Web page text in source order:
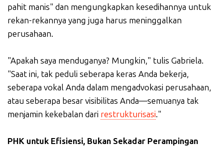
pahit manis" dan mengungkapkan kesedihannya untuk
rekan-rekannya yang juga harus meninggalkan
perusahaan.
"Apakah saya menduganya? Mungkin," tulis Gabriela.
"Saat ini, tak peduli seberapa keras Anda bekerja,
seberapa vokal Anda dalam mengadvokasi perusahaan,
atau seberapa besar visibilitas Anda—semuanya tak
menjamin kekebalan dari restrukturisasi."
PHK untuk Efisiensi, Bukan Sekadar Perampingan